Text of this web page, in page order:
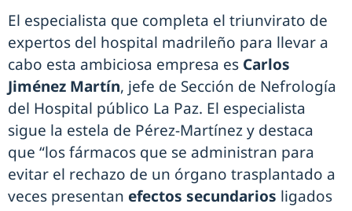
El especialista que completa el triunvirato de
expertos del hospital madrileño para llevar a
cabo esta ambiciosa empresa es Carlos
Jiménez Martín, jefe de Sección de Nefrología
del Hospital público La Paz. El especialista
sigue la estela de Pérez-Martínez y destaca
que “los fármacos que se administran para
evitar el rechazo de un órgano trasplantado a
veces presentan efectos secundarios ligados